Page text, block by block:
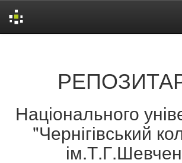
Національного
"Чернігівський